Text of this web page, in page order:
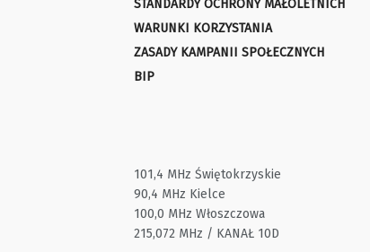
STANDARDY OCHRONY MAŁOLETNICH
WARUNKI KORZYSTANIA
ZASADY KAMPANII SPOŁECZNYCH
BIP
101,4 MHz Świętokrzyskie
90,4 MHz Kielce
100,0 MHz Włoszczowa
215,072 MHz / KANAŁ 10D